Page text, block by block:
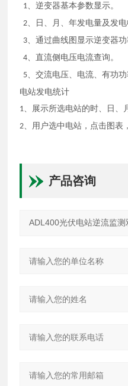
1 、逆变器基本参数显示。
2 、日、月、年发电量及发电
3 、通过曲线图显示逆变器
4 、直流侧电压电流查询。
5 、交流电压、电流、有功
电站发电统计
1 、展示所选电站的时、日、
2 、用户选中电站，点击图表
产品咨询